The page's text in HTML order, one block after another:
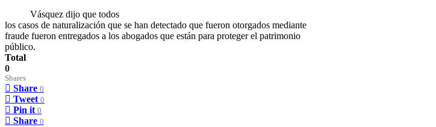
Vásquez dijo que todos
los casos de naturalización que se han detectado que fueron otorgados mediante
fraude fueron entregados a los abogados que están para proteger el patrimonio
público.
Total
0
Shares
Share 0
Tweet 0
Pin it 0
Share 0